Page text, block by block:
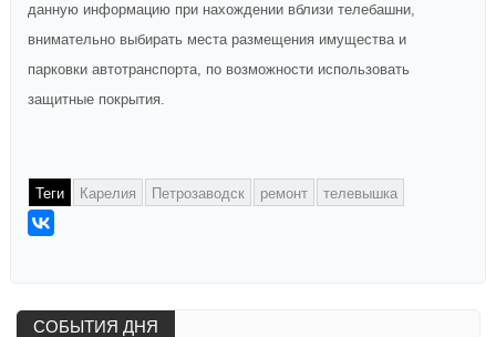
данную информацию при нахождении вблизи телебашни,
внимательно выбирать места размещения имущества и
парковки автотранспорта, по возможности использовать
защитные покрытия.
Теги Карелия Петрозаводск ремонт телевышка
СОБЫТИЯ ДНЯ